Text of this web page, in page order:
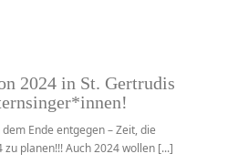
2024 in St. Gertrudis
Ende entgegen – Zeit, die
planen!!! Auch 2024 wollen [...]